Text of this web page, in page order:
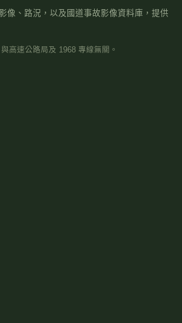
像、路況，以及國道事故影像資料庫，提供
高速公路局及 1968 專線無關。